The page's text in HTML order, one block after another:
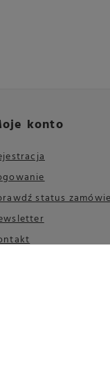
konto
status